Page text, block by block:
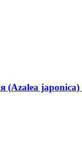
(Azalea japonica)